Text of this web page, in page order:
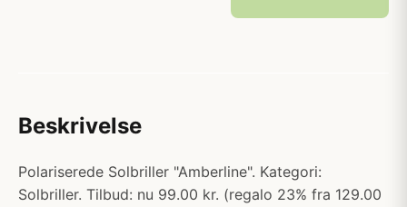
Beskrivelse
Polariserede Solbriller "Amberline". Kategori:
Solbriller. Tilbud: nu 99.00 kr. (regalo 23% fra 129.00